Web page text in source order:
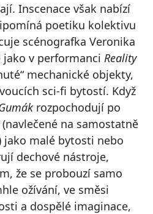
Inscenace však nabízí
poetiku kolektivu
scénografka Veronika
jako v performanci Reality
mechanické objekty,
sci-fi bytostí. Když
rozpochodují po
na samostatně
malé bytosti nebo
dechové nástroje,
že se probouzí samo
ožívání, ve směsi
a dospělé imaginace,